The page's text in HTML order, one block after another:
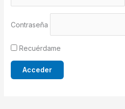
Contraseña
Recuérdame